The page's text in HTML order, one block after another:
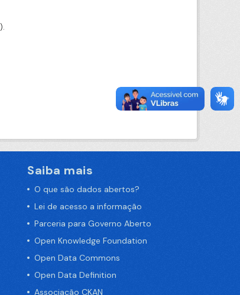
).
Saiba mais
O que são dados abertos?
Lei de acesso a informação
Parceria para Governo Aberto
Open Knowledge Foundation
Open Data Commons
Open Data Definition
Associação CKAN